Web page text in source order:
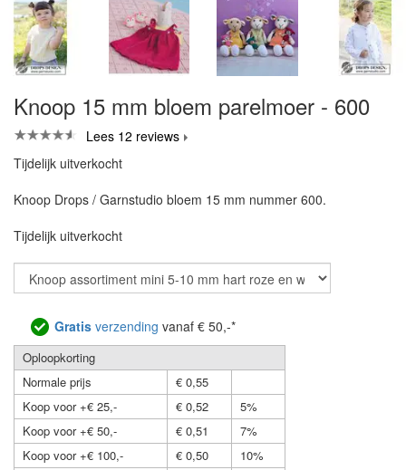
Knoop 15 mm bloem parelmoer - 600
Lees 12 reviews
Tijdelijk uitverkocht
Knoop Drops / Garnstudio bloem 15 mm nummer 600.
Tijdelijk uitverkocht
Gratis verzending vanaf € 50,-*
Oploopkorting
Normale prijs
€ 0,55
Koop voor +€ 25,-
€ 0,52
5%
Koop voor +€ 50,-
€ 0,51
7%
Koop voor +€ 100,-
€ 0,50
10%